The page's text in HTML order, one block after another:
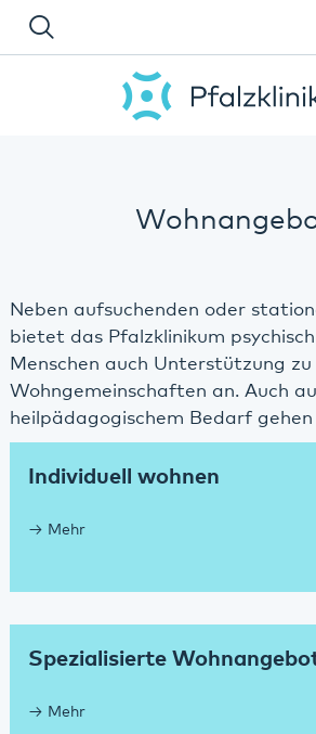
Neben aufsuchenden oder
bietet das Pfalzklinikum
Menschen auch Unterstützung zu
Wohngemeinschaften an. Auch
heilpädagogischem Bedarf
Individuell wohnen
Mehr
Spezialisierte
Mehr